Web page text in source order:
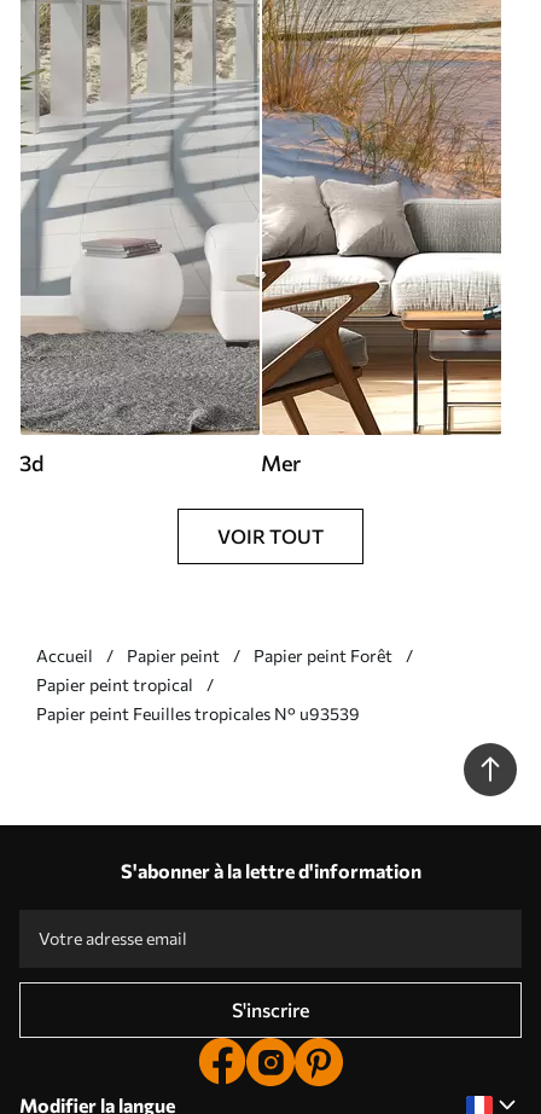
3d Mer
VOIR TOUT
Accueil Papier peint
Papier peint Forêt
Papier peint tropical
Papier peint Feuilles tropicales N° u93539
S'abonner à la lettre d'information
S'inscrire
Modifier la langue